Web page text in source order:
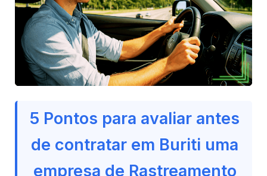
5 Pontos para avaliar antes
de contratar em Buriti uma
empresa de Rastreamento